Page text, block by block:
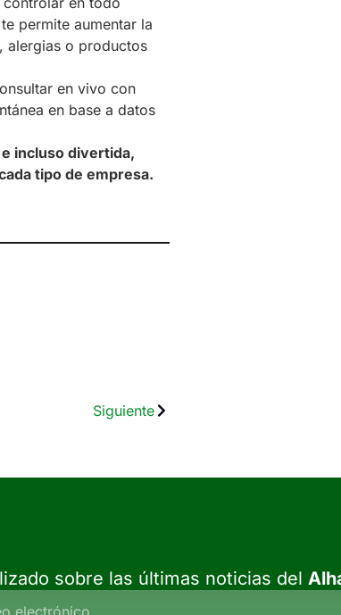
permite aumentar la
alergias o productos
en vivo con
en base a datos
incluso divertida,
tipo de empresa.
Siguiente
sobre las últimas noticias del